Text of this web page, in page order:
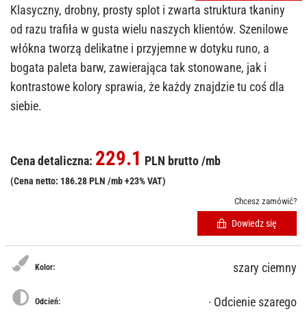
Klasyczny, drobny, prosty splot i zwarta struktura tkaniny
od razu trafiła w gusta wielu naszych klientów. Szenilowe
włókna tworzą delikatne i przyjemne w dotyku runo, a
bogata paleta barw, zawierająca tak stonowane, jak i
kontrastowe kolory sprawia, że każdy znajdzie tu coś dla
siebie.
Cena detaliczna: 229.1 PLN brutto /mb
(Cena netto: 186.28 PLN /mb +23% VAT)
Chcesz zamówić?
Dowiedz się
Kolor: szary ciemny
Odcień: · Odcienie szarego